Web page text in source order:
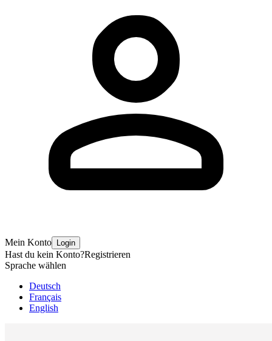
Mein Konto Login
Hast du kein Konto?Registrieren
Sprache wählen
Deutsch
Français
English